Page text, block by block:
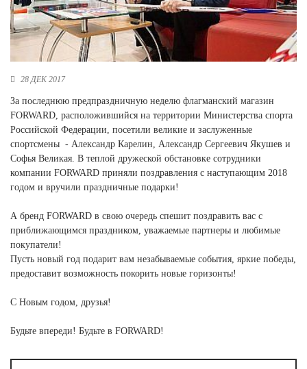
Новосибирская область (3)
Омская область (5)
Республика Башкортостан (3)
Республика Крым (1)
Ростовская область (2)
Самарская область (1)
Санкт-Петербург и ЛО (3)
Саратовская область (1)
Свердловская область (5)
Северная Осетия (2)
Ставропольский край (5)
Томская область (1)
Тульская область (1)
Тюменская область (3)
Ханты-Мансийский автономный округ (3)
Челябинская область (2)
Ямало-Ненецкий автономный округ (1)
28 ДЕК 2017
За последнюю предпраздничную неделю флагманский магазин
FORWARD, расположившийся на территории Министерства спорта
Российской Федерации, посетили великие и заслуженные
спортсмены - Александр Карелин, Александр Сергеевич Якушев и
Софья Великая. В теплой дружеской обстановке сотрудники
компании FORWARD приняли поздравления с наступающим 2018
годом и вручили праздничные подарки!
А бренд FORWARD в свою очередь спешит поздравить вас с
приближающимся праздником, уважаемые партнеры и любимые
покупатели!
Пусть новый год подарит вам незабываемые события, яркие победы,
предоставит возможность покорить новые горизонты!
С Новым годом, друзья!
Будьте впереди! Будьте в FORWARD!